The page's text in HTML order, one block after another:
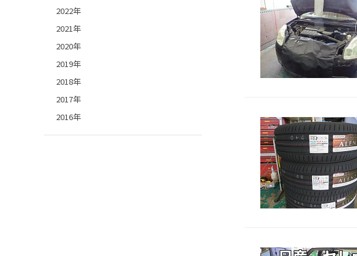
2022年
2021年
2020年
2019年
2018年
2017年
2016年